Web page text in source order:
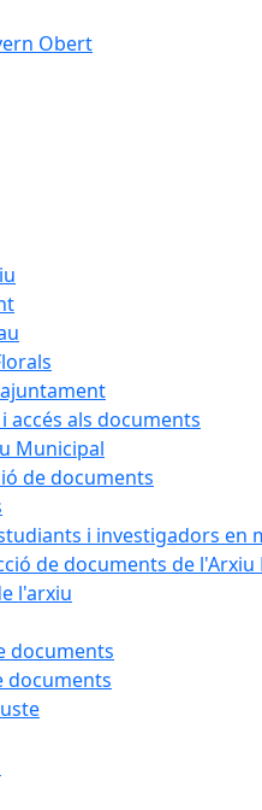
Obert
accés als documents
Municipal
de documents
i investigadors en
de documents de l'Arxiu
l'arxiu
documents
documents